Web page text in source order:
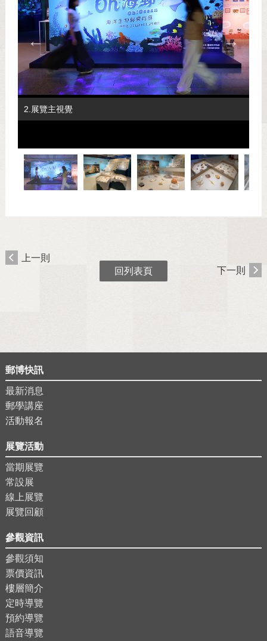
1.展覽主視覺
2.展覽主視覺
25.哈囉，你是誰
27.Whale-come
28.Whale-come
29.Whale-come
33.Oh!海郵
34.展覽限定套色印章
上一則
回列表頁
下一則
郵博快訊
最新消息
郵學講座
活動報名
展覽活動
當期展覽
常設展
線上展覽
展覽回顧
參觀資訊
參觀須知
票價資訊
樓層簡介
定時導覽
預約導覽
語音導覽